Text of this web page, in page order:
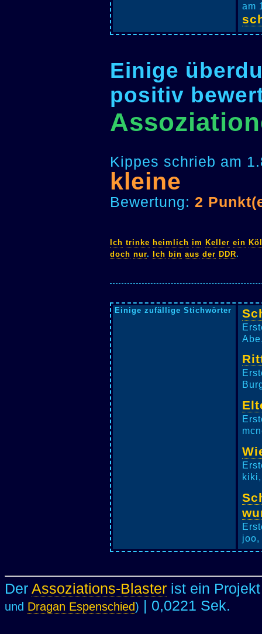
am
Einige
positiv
Kippes schrieb am
kleine
Bewertung: 2
Ich trinke heimlich im Keller ein
doch nur. Ich bin aus der DDR.
Einige zufällige Stichwörter
joo,
Der Assoziations-Blaster ist ein
und Dragan Espenschied) | 0,0221 Sek.